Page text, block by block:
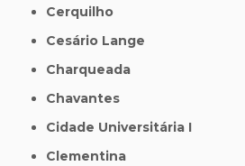
Cerquilho
Cesário Lange
Charqueada
Chavantes
Cidade Universitária I
Clementina